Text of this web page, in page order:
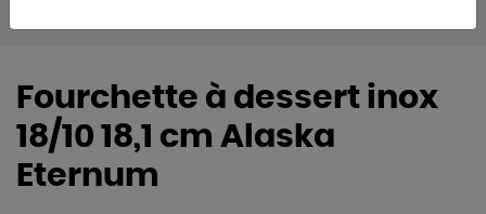
Fourchette à dessert inox
18/10 18,1 cm Alaska
Eternum